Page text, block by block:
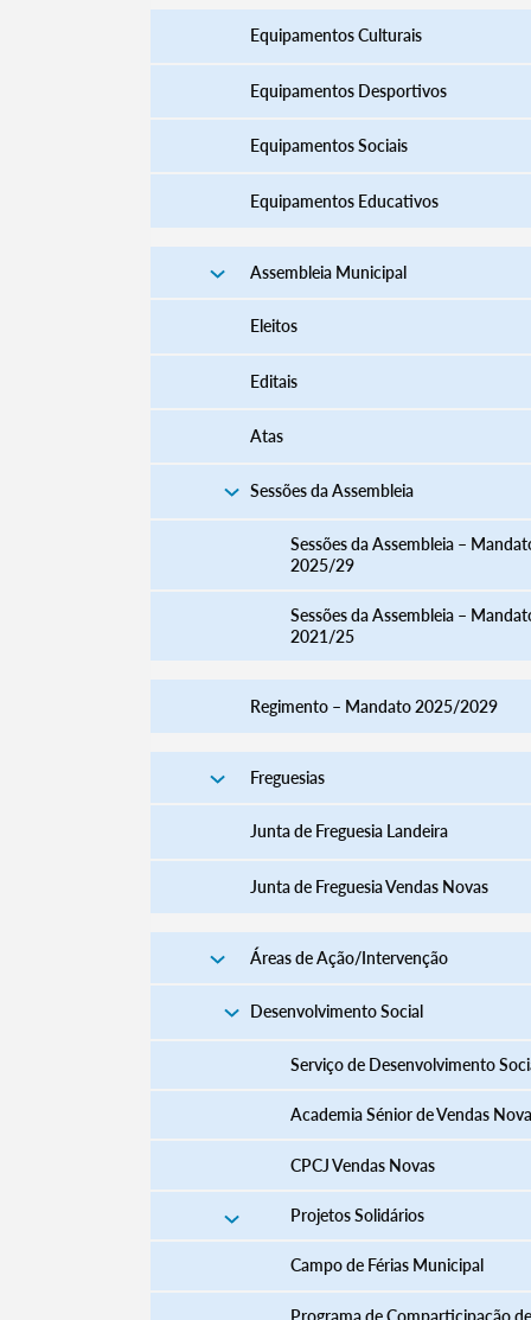
Equipamentos Culturais
Equipamentos Desportivos
Equipamentos Sociais
Equipamentos Educativos
Assembleia Municipal
Eleitos
Editais
Atas
Sessões da Assembleia
Sessões da Assembleia –
2025/29
Sessões da Assembleia –
2021/25
Regimento – Mandato 2025/2029
Freguesias
Junta de Freguesia Landeira
Junta de Freguesia Vendas Novas
Áreas de Ação/Intervenção
Desenvolvimento Social
Serviço de Desenvolvimento
Academia Sénior de Vendas
CPCJ Vendas Novas
Projetos Solidários
Campo de Férias Municipal
Programa de Comparticipação de